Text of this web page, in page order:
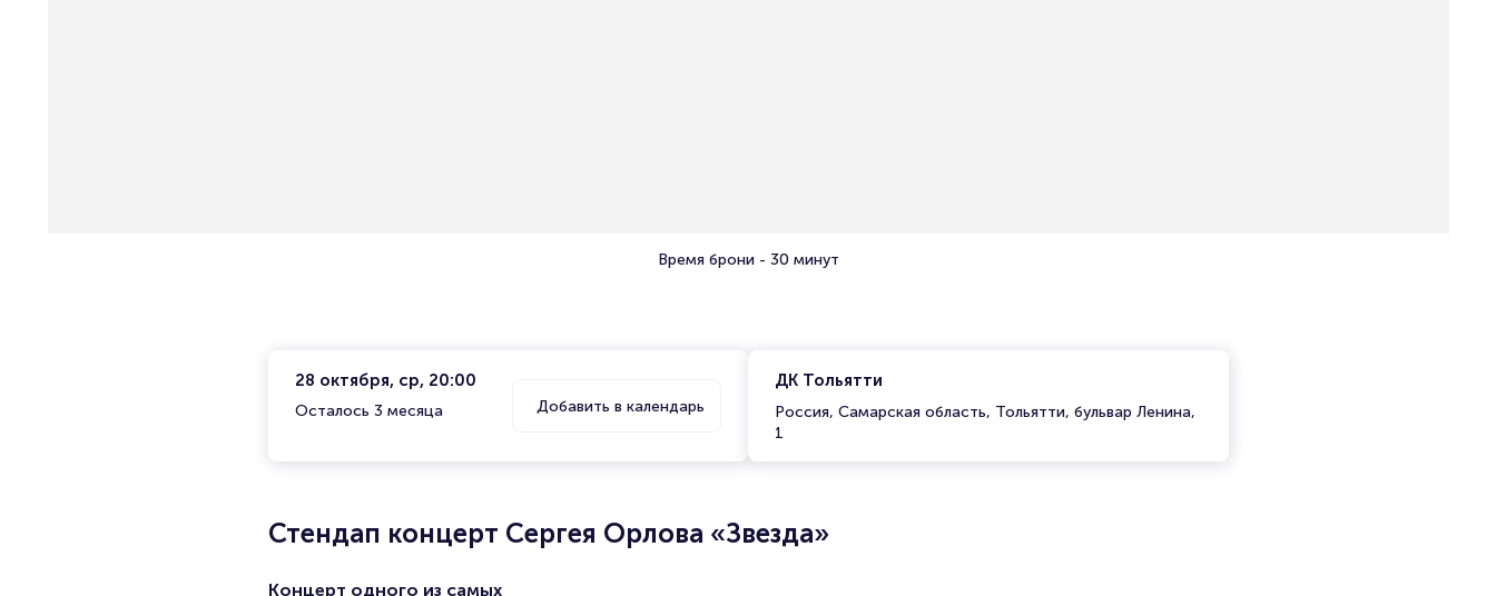
Время брони - 30 минут
28 октября, ср, 20:00
Осталось 3 месяца Добавить в календарь
ДК Тольятти
Россия, Самарская область, Тольятти, бульвар Ленина,
1
Стендап концерт Сергея Орлова «Звезда»
Концерт одного из самых